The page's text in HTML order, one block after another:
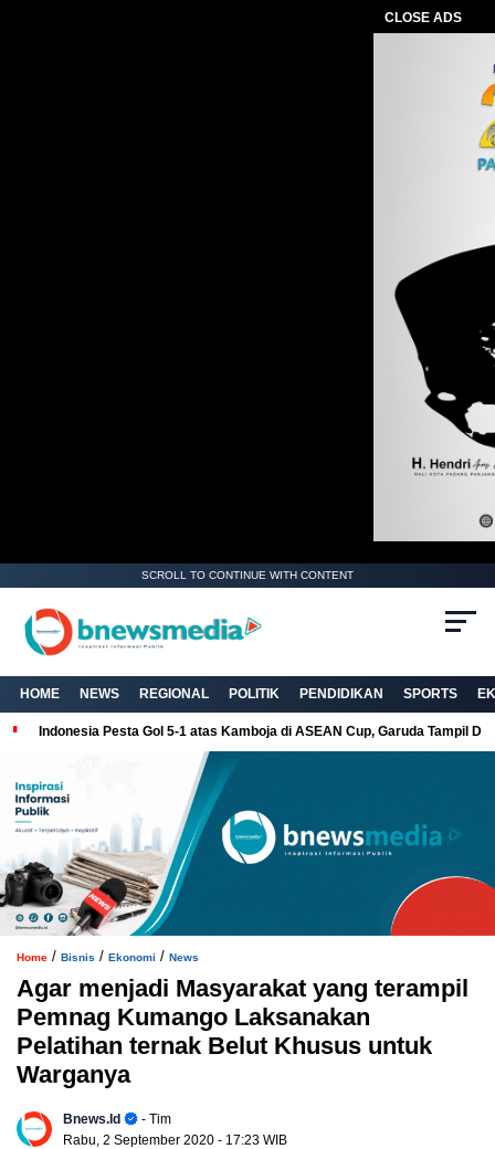
CLOSE ADS
SCROLL TO CONTINUE WITH CONTENT
HOME NEWS REGIONAL POLITIK PENDIDIKAN SPORTS
Indonesia Pesta Gol 5-1 atas Kamboja di ASEAN Cup, Garuda Tampil
Home / Bisnis / Ekonomi / News
Agar menjadi Masyarakat yang terampil
Pemnag Kumango Laksanakan
Pelatihan ternak Belut Khusus untuk
Warganya
Bnews.id
- Tim
Rabu, 2 September 2020 - 17:23 WIB
. Ukuran gambar 480px x 600px